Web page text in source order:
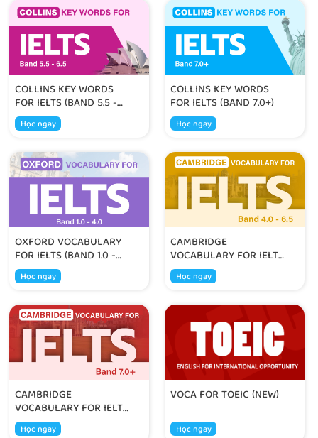
COLLINS KEY WORDS
FOR IELTS (BAND 5.5 -
6.5)Học ngay
COLLINS KEY WORDS
FOR IELTS (BAND 7.0+)
Học ngay
OXFORD VOCABULARY
FOR IELTS (BAND 1.0 -
4.0)
Học ngay
CAMBRIDGE
VOCABULARY FOR IELTS
(BAND 4.0 - 6.5)
Học ngay
CAMBRIDGE
VOCABULARY FOR IELTS
(BAND 7.0+)
Học ngay
VOCA FOR TOEIC (NEW)
Học ngay